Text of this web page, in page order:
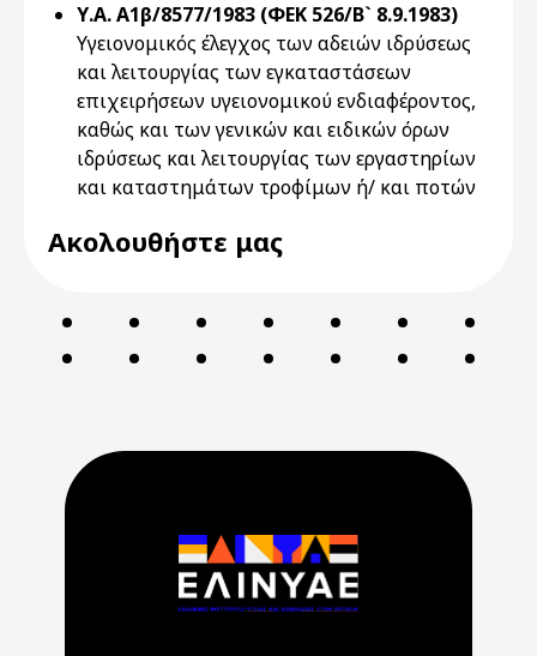
Υ.Α. Α1β/8577/1983 (ΦΕΚ 526/Β` 8.9.1983)
Υγειονομικός έλεγχος των αδειών ιδρύσεως
και λειτουργίας των εγκαταστάσεων
επιχειρήσεων υγειονομικού ενδιαφέροντος,
καθώς και των γενικών και ειδικών όρων
ιδρύσεως και λειτουργίας των εργαστηρίων
και καταστημάτων τροφίμων ή/ και ποτών
Ακολουθήστε μας